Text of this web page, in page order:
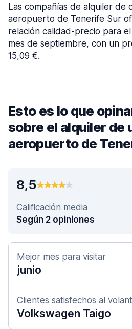
Las compañías de alquiler de
aeropuerto de Tenerife Sur
relación calidad-precio para
mes de septiembre, con un
15,09 €.
Esto es lo que
sobre el alquiler de
aeropuerto de
8,5
Calificación media
Según 2 opiniones
Mejor mes para visitar
junio
Clientes satisfechos al
Volkswagen Taigo